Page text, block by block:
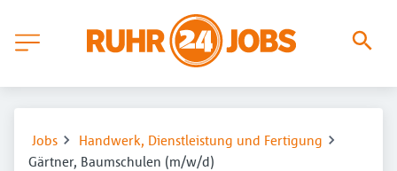
Jobs
Handwerk, Dienstleistung und Fertigung
Gärtner, Baumschulen (m/w/d)